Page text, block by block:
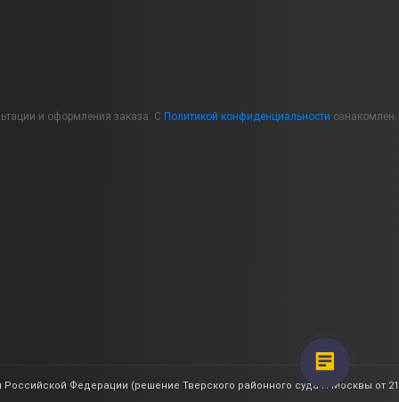
и оформления заказа. С Политикой конфиденциальности ознакомлен.
Федерации (решение Тверского районного суда г. Москвы от